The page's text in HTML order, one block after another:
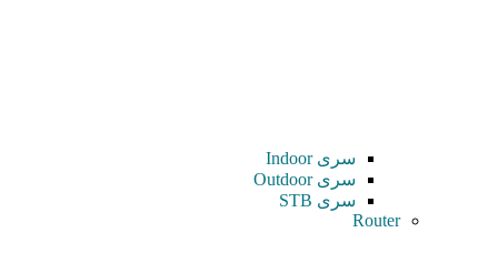
سری Indoor
سری Outdoor
سری STB
Router